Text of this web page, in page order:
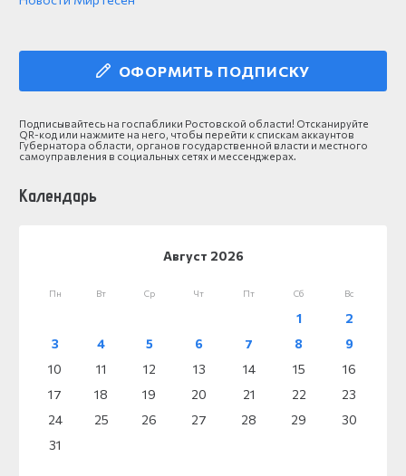
ОФОРМИТЬ ПОДПИСКУ
Подписывайтесь на госпаблики Ростовской области! Отсканируйте
QR-код или нажмите на него, чтобы перейти к спискам аккаунтов
Губернатора области, органов государственной власти и местного
самоуправления в социальных сетях и мессенджерах.
Календарь
Август 2026
Пн Вт Ср Чт Пт Сб Вс
1
2
3
4 5 6 7 8
9
10
11 12 13 14 15
16
17
18 19 20 21 22
23
24
25 26 27 28 29
30
31